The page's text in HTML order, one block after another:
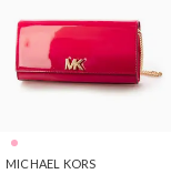
MICHAEL KORS